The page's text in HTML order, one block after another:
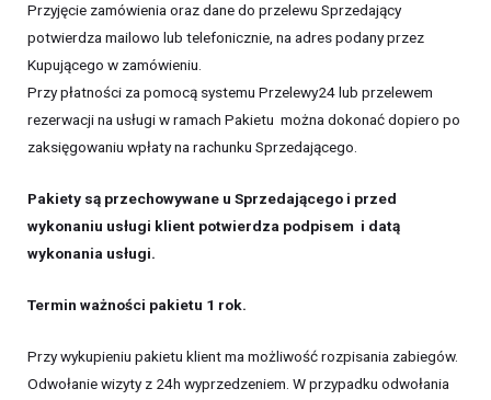
Przyjęcie zamówienia oraz dane do przelewu Sprzedający
potwierdza mailowo lub telefonicznie, na adres podany przez
Kupującego w zamówieniu.
Przy płatności za pomocą systemu Przelewy24 lub przelewem
rezerwacji na usługi w ramach Pakietu można dokonać dopiero po
zaksięgowaniu wpłaty na rachunku Sprzedającego.
Pakiety są przechowywane u Sprzedającego i przed
wykonaniu usługi klient potwierdza podpisem i datą
wykonania usługi.
Termin ważności pakietu 1 rok.
Przy wykupieniu pakietu klient ma możliwość rozpisania zabiegów.
Odwołanie wizyty z 24h wyprzedzeniem. W przypadku odwołania